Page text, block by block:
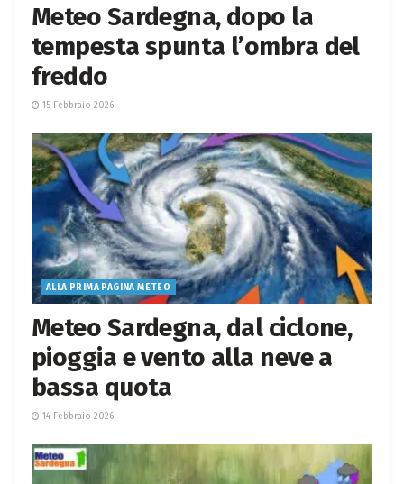
Meteo Sardegna, dopo la
tempesta spunta l’ombra del
freddo
15 Febbraio 2026
ALLA PRIMA PAGINA METEO
Meteo Sardegna, dal ciclone,
pioggia e vento alla neve a
bassa quota
14 Febbraio 2026